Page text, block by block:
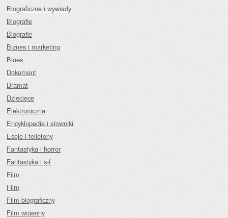
Biograficzne i wywiady
Biografie
Biografie
Biznes i marketing
Blues
Dokument
Dramat
Dziecięce
Elektroniczna
Encyklopedie i słowniki
Eseje i felietony
Fantastyka i horror
Fantastyka i s-f
Film
Film
Film biograficzny
Film wojenny